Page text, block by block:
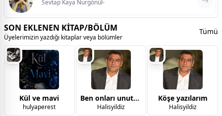
Sevtap Kaya Nurgönül
SON EKLENEN KİTAP/BÖLÜM
Üyelerimizin yazdığı kitaplar veya bölümler
Tümü
Kül ve mavi
hulyaperest
Ben onları unutmadım
Halisyildiz
Köşe yazılarım
Halisyildiz